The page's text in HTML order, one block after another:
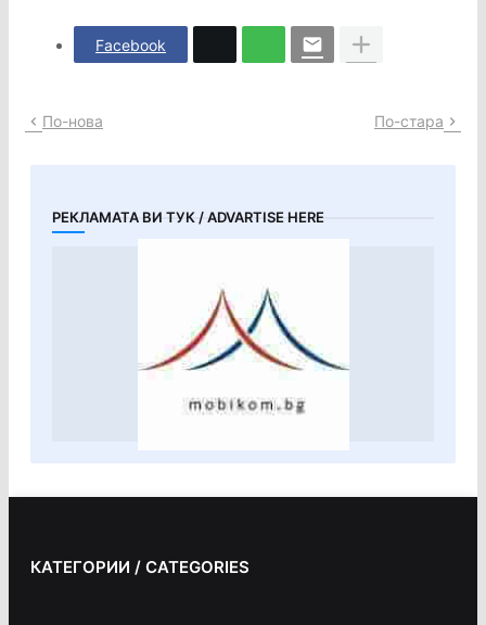
Facebook
По-нова По-стара
РЕКЛАМАТА ВИ ТУК / ADVARTISE HERE
КАТЕГОРИИ / CATEGORIES